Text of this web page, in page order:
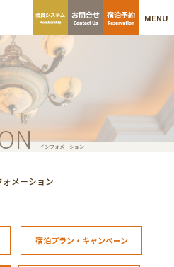
MENU
インフォメーション
ォメーション
宿泊プラン・キャンペーン